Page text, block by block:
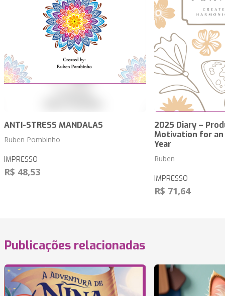
ANTI-STRESS MANDALAS
Ruben Pombinho
IMPRESSO
R$ 48,53
2025 Diary –
Motivation for
Year
Ruben
IMPRESSO
R$ 71,64
Publicações relacionadas